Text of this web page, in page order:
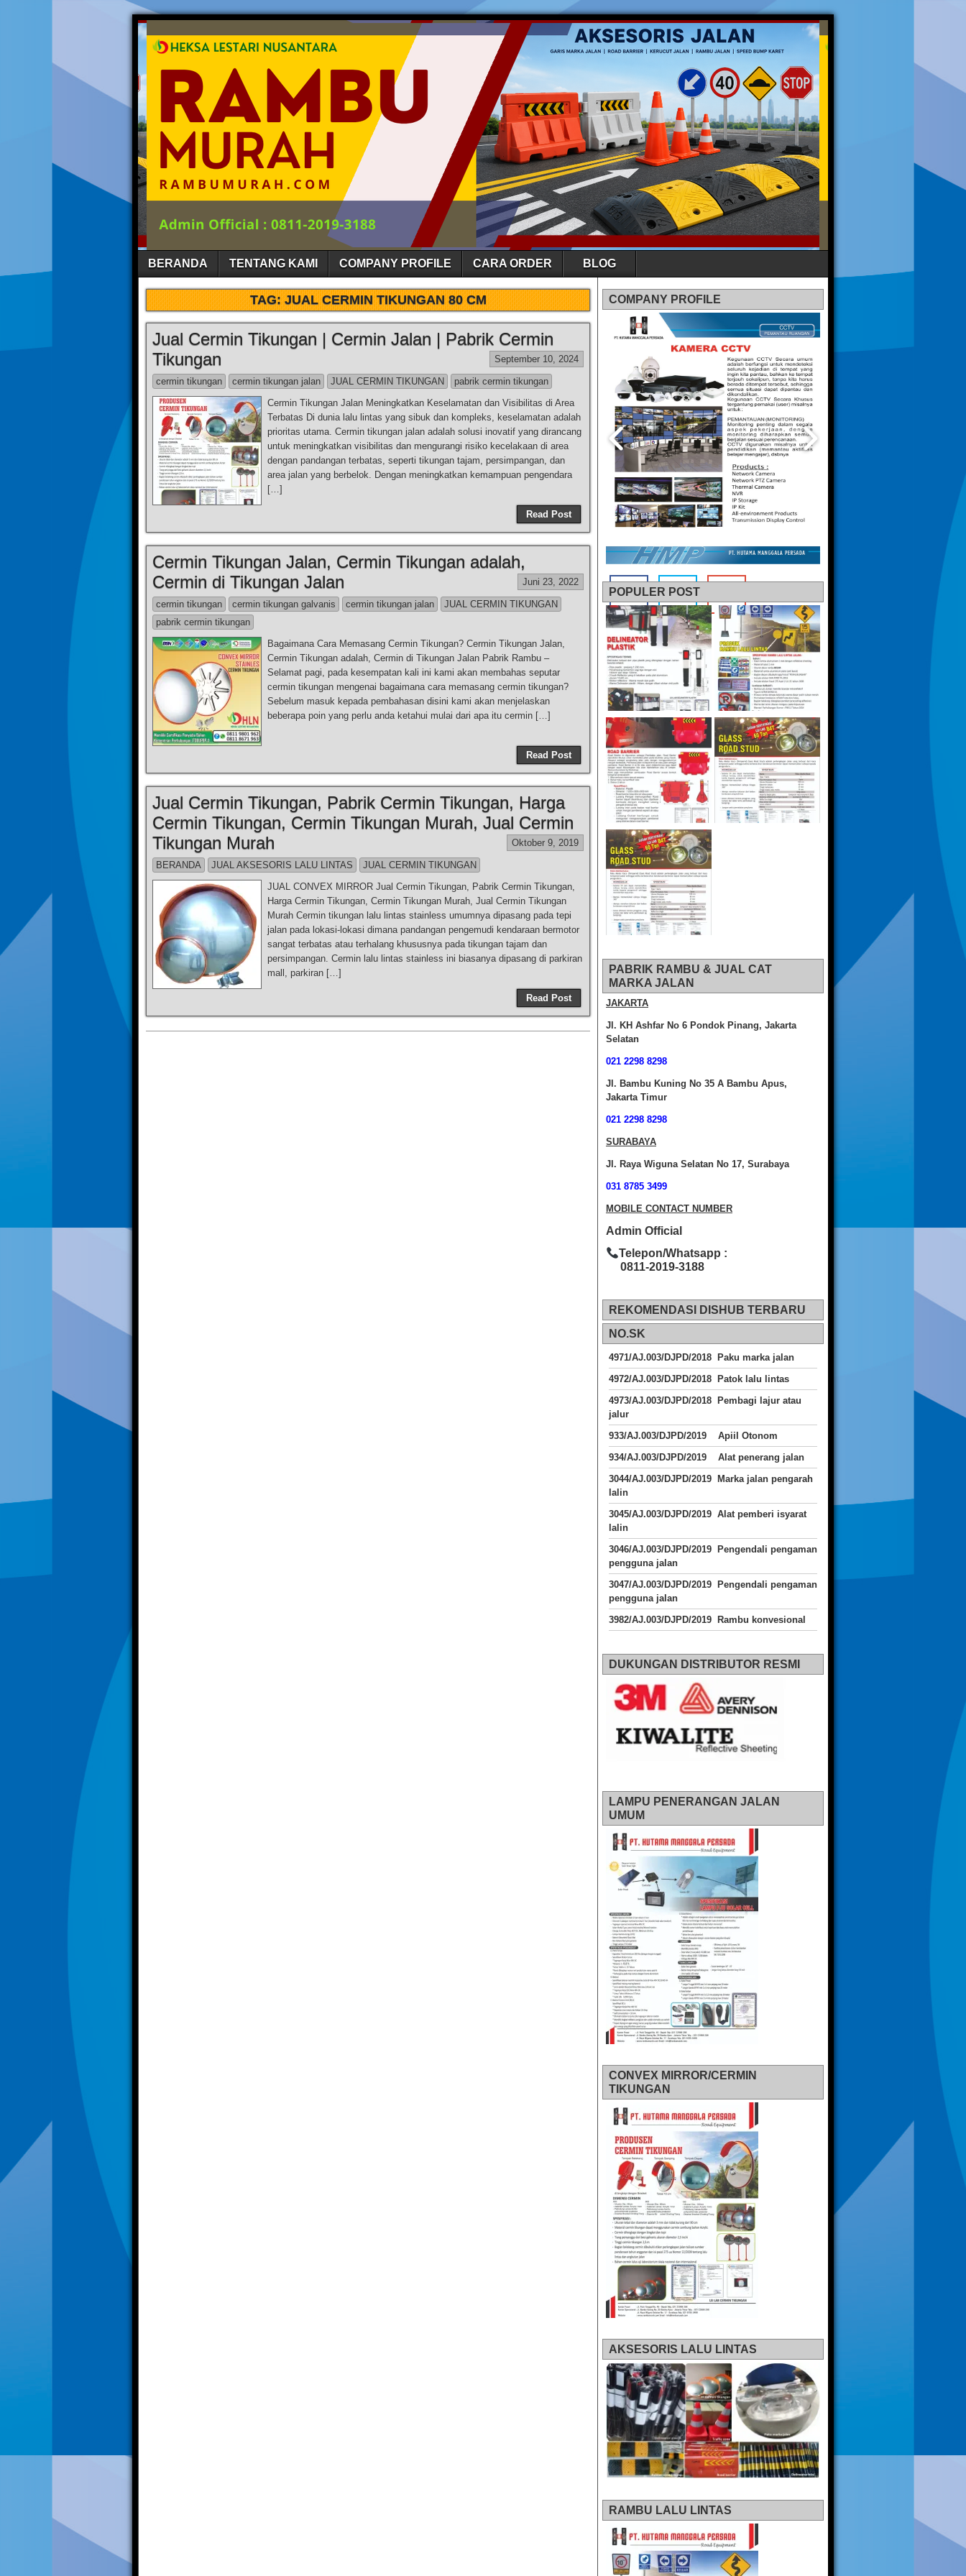
BERANDA TENTANG KAMI COMPANY PROFILE CARA ORDER BLOG
TAG:JUAL CERMIN TIKUNGAN 80 CM
Jual Cermin Tikungan | Cermin Jalan | Pabrik Cermin
Tikungan
September 10, 2024
cermin tikungan cermin tikungan jalan JUAL CERMIN TIKUNGAN
pabrik cermin tikungan
Cermin Tikungan Jalan Meningkatkan Keselamatan dan Visibilitas di Area
Terbatas Di dunia lalu lintas yang sibuk dan kompleks, keselamatan adalah
prioritas utama. Cermin tikungan jalan adalah solusi inovatif yang dirancang
untuk meningkatkan visibilitas dan mengurangi risiko kecelakaan di area
dengan pandangan terbatas, seperti tikungan tajam, persimpangan, dan
area jalan yang berbelok. Dengan meningkatkan kemampuan pengendara
[…]
Read Post
Cermin Tikungan Jalan, Cermin Tikungan adalah,
Cermin di Tikungan Jalan
Juni 23, 2022
cermin tikungan cermin tikungan galvanis cermin tikungan jalan
JUAL CERMIN TIKUNGAN
pabrik cermin tikungan
Bagaimana Cara Memasang Cermin Tikungan? Cermin Tikungan Jalan,
Cermin Tikungan adalah, Cermin di Tikungan Jalan Pabrik Rambu –
Selamat pagi, pada kesempatan kali ini kami akan membahas seputar
cermin tikungan mengenai bagaimana cara memasang cermin tikungan?
Sebelum masuk kepada pembahasan disini kami akan menjelaskan
beberapa poin yang perlu anda ketahui mulai dari apa itu cermin […]
Read Post
Jual Cermin Tikungan, Pabrik Cermin Tikungan, Harga
Cermin Tikungan, Cermin Tikungan Murah, Jual Cermin
Tikungan Murah
Oktober 9, 2019
BERANDA JUAL AKSESORIS LALU LINTAS
JUAL CERMIN TIKUNGAN
JUAL CONVEX MIRROR Jual Cermin Tikungan, Pabrik Cermin Tikungan,
Harga Cermin Tikungan, Cermin Tikungan Murah, Jual Cermin Tikungan
Murah Cermin tikungan lalu lintas stainless umumnya dipasang pada tepi
jalan pada lokasi-lokasi dimana pandangan pengemudi kendaraan bermotor
sangat terbatas atau terhalang khususnya pada tikungan tajam dan
persimpangan. Cermin lalu lintas stainless ini biasanya dipasang di parkiran
mall, parkiran […]
Read Post
COMPANY PROFILE
POPULER POST
PABRIK RAMBU & JUAL CAT
MARKA JALAN
JAKARTA
Jl. KH Ashfar No 6 Pondok Pinang, Jakarta
Selatan
021 2298 8298
Jl. Bambu Kuning No 35 A Bambu Apus,
Jakarta Timur
021 2298 8298
SURABAYA
Jl. Raya Wiguna Selatan No 17, Surabaya
031 8785 3499
MOBILE CONTACT NUMBER
Admin Official
Telepon/Whatsapp :
0811-2019-3188
REKOMENDASI DISHUB TERBARU
NO.SK
4971/AJ.003/DJPD/2018 Paku marka jalan
4972/AJ.003/DJPD/2018 Patok lalu lintas
4973/AJ.003/DJPD/2018
Pembagi lajur atau
jalur
933/AJ.003/DJPD/2019 Apiil Otonom
934/AJ.003/DJPD/2019 Alat penerang jalan
3044/AJ.003/DJPD/2019 Marka jalan pengarah
lalin
3045/AJ.003/DJPD/2019 Alat pemberi isyarat
lalin
3046/AJ.003/DJPD/2019 Pengendali pengaman
pengguna jalan
3047/AJ.003/DJPD/2019 Pengendali pengaman
pengguna jalan
3982/AJ.003/DJPD/2019 Rambu konvesional
DUKUNGAN DISTRIBUTOR RESMI
LAMPU PENERANGAN JALAN
UMUM
CONVEX MIRROR/CERMIN
TIKUNGAN
AKSESORIS LALU LINTAS
RAMBU LALU LINTAS